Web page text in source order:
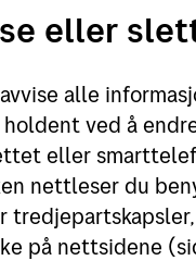
eller
alle
ved å
eller
nettleser du
på nettsidene